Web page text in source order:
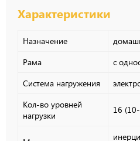
Характеристики
Назначение
Рама
с
Система нагружения
Кол-во уровней
нагрузки
16